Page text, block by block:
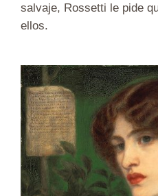
salvaje, Rossetti le pide
ellos.